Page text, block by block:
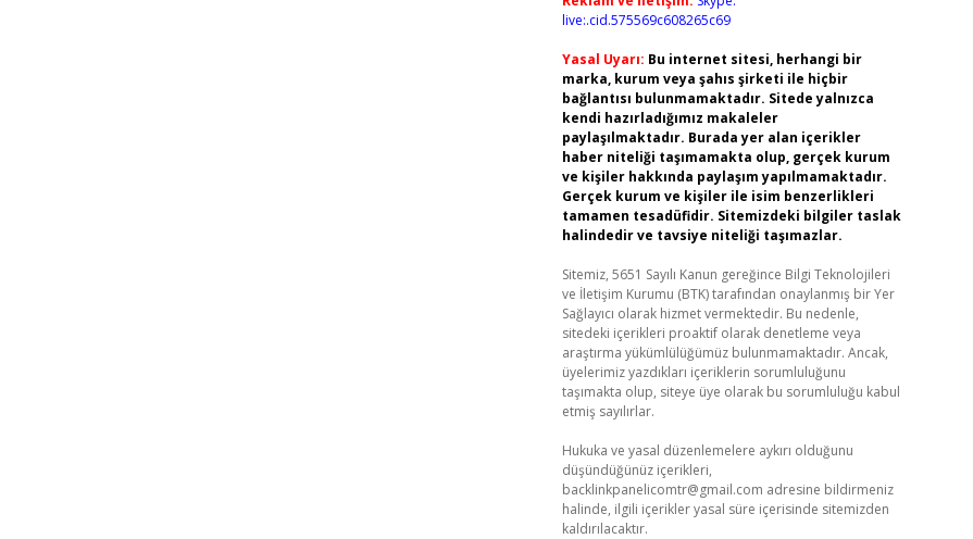
live:.cid.575569c608265c69
Yasal Uyarı: Bu internet sitesi, herhangi bir
marka, kurum veya şahıs şirketi ile hiçbir
bağlantısı bulunmamaktadır. Sitede yalnızca
kendi hazırladığımız makaleler
paylaşılmaktadır. Burada yer alan içerikler
haber niteliği taşımamakta olup, gerçek kurum
ve kişiler hakkında paylaşım yapılmamaktadır.
Gerçek kurum ve kişiler ile isim benzerlikleri
tamamen tesadüfidir. Sitemizdeki bilgiler taslak
halindedir ve tavsiye niteliği taşımazlar.
Sitemiz, 5651 Sayılı Kanun gereğince Bilgi Teknolojileri
ve İletişim Kurumu (BTK) tarafından onaylanmış bir Yer
Sağlayıcı olarak hizmet vermektedir. Bu nedenle,
sitedeki içerikleri proaktif olarak denetleme veya
araştırma yükümlülüğümüz bulunmamaktadır. Ancak,
üyelerimiz yazdıkları içeriklerin sorumluluğunu
taşımakta olup, siteye üye olarak bu sorumluluğu kabul
etmiş sayılırlar.
Hukuka ve yasal düzenlemelere aykırı olduğunu
düşündüğünüz içerikleri,
backlinkpanelicomtr@gmail.com adresine bildirmeniz
halinde, ilgili içerikler yasal süre içerisinde sitemizden
kaldırılacaktır.